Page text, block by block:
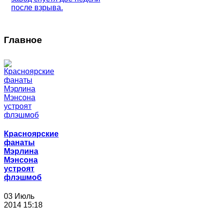
после взрыва.
Главное
Красноярские
фанаты
Мэрлина
Мэнсона
устроят
флэшмоб
03 Июль
2014 15:18